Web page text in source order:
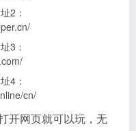
2：
3：
4：
cn/
开网页就可以玩，无